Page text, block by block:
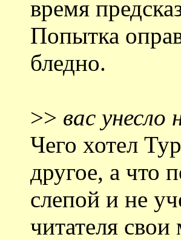
время
Попытка
бледно.
>> вас унесло
Чего хотел
другое, а что
слепой и не
читателя свои